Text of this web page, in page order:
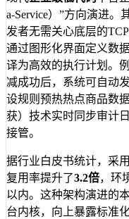
a-Service）”方向演进。
发者无需关心底层的
通过图形化界面定义数
译为高效的执行计划。
减成功后，系统可自动
设规则预热热点商品数
获）技术实时同步审计
接管。
据行业白皮书统计，采
复用率提升了3.2倍，环
以内。这种架构演进的
台内核，向上暴露标准